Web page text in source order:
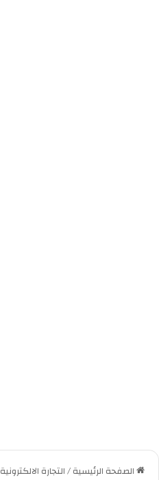
الصفحة الرئيسية/التجارة الالكترونية